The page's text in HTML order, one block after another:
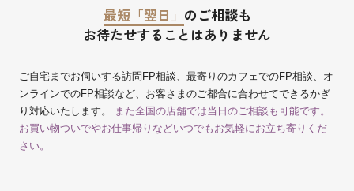
最短「翌日」 のご相談も
お待たせすることはありません
ご自宅までお伺いする訪問FP相談、最寄りのカフェでのFP相談、オ
ンラインでのFP相談など、お客さまのご都合に合わせてできるかぎ
り対応いたします。
また全国の店舗では当日のご相談も可能です。
お買い物ついでやお仕事帰りなどいつでもお気軽にお立ち寄りくだ
さい。